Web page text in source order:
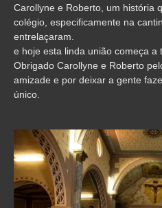
Carollyne e Roberto, um história
colégio, especificamente na
entrelaçaram.
e hoje esta linda união começa a
Obrigado Carollyne e Roberto
amizade e por deixar a gente
único.